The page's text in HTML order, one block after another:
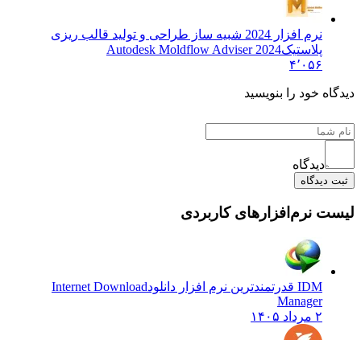
نرم افزار 2024 شبیه ساز طراحی و تولید قالب ریزی
پلاستیکAutodesk Moldflow Adviser 2024
خود را بنویسید
نرم‌افزارهای کاربردی
Internet Download
Manager